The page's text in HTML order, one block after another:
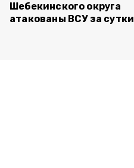
Шебекинского округа
атакованы ВСУ за сутки